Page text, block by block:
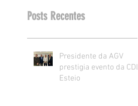
Posts Recentes
Presidente da AGV
prestigia evento da CDL
Esteio